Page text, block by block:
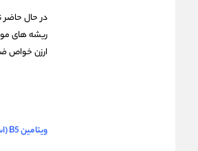
در حال حاضر
ریشه های مو
ارزن خواص
ویتامین B5 (اسید پانتوتنیک)